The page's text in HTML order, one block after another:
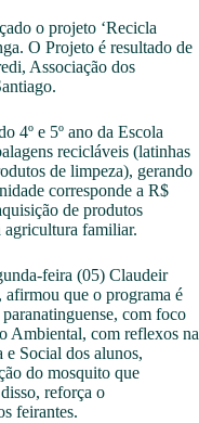
o projeto ‘Recicla
O Projeto é resultado de
Associação dos
4º e 5º ano da Escola
recicláveis (latinhas
de limpeza), gerando
corresponde a R$
de produtos
agricultura familiar.
feira (05) Claudeir
que o programa é
com foco
Ambiental, com reflexos na
Social dos alunos,
do mosquito que
reforça o
feirantes.